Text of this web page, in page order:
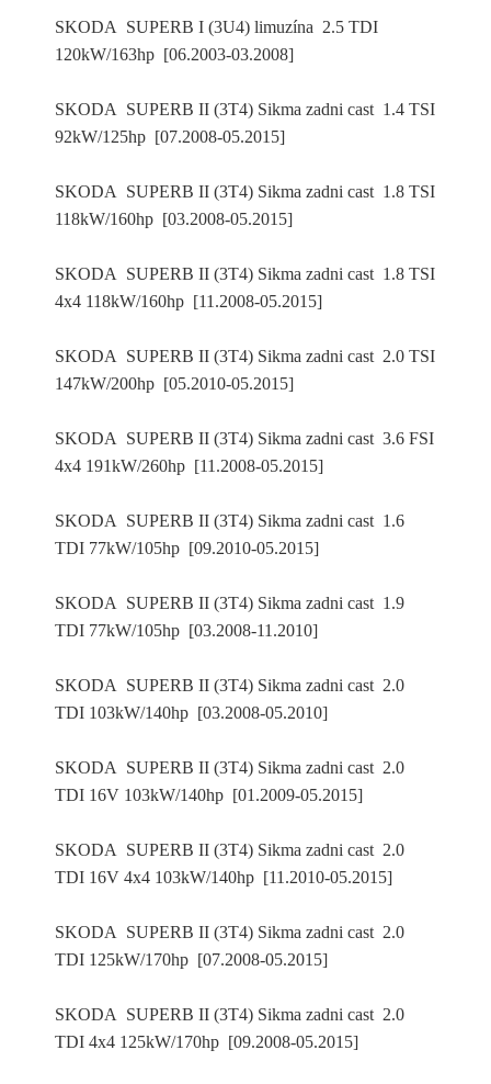
SKODA SUPERB I (3U4) limuzína 2.5 TDI
120kW/163hp [06.2003-03.2008]
SKODA SUPERB II (3T4) Sikma zadni cast 1.4 TSI
92kW/125hp [07.2008-05.2015]
SKODA SUPERB II (3T4) Sikma zadni cast 1.8 TSI
118kW/160hp [03.2008-05.2015]
SKODA SUPERB II (3T4) Sikma zadni cast 1.8 TSI
4x4 118kW/160hp [11.2008-05.2015]
SKODA SUPERB II (3T4) Sikma zadni cast 2.0 TSI
147kW/200hp [05.2010-05.2015]
SKODA SUPERB II (3T4) Sikma zadni cast 3.6 FSI
4x4 191kW/260hp [11.2008-05.2015]
SKODA SUPERB II (3T4) Sikma zadni cast 1.6
TDI 77kW/105hp [09.2010-05.2015]
SKODA SUPERB II (3T4) Sikma zadni cast 1.9
TDI 77kW/105hp [03.2008-11.2010]
SKODA SUPERB II (3T4) Sikma zadni cast 2.0
TDI 103kW/140hp [03.2008-05.2010]
SKODA SUPERB II (3T4) Sikma zadni cast 2.0
TDI 16V 103kW/140hp [01.2009-05.2015]
SKODA SUPERB II (3T4) Sikma zadni cast 2.0
TDI 16V 4x4 103kW/140hp [11.2010-05.2015]
SKODA SUPERB II (3T4) Sikma zadni cast 2.0
TDI 125kW/170hp [07.2008-05.2015]
SKODA SUPERB II (3T4) Sikma zadni cast 2.0
TDI 4x4 125kW/170hp [09.2008-05.2015]